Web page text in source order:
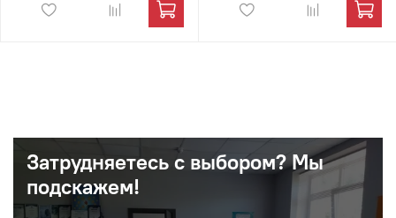
Затрудняетесь с выбором? Мы
подскажем!